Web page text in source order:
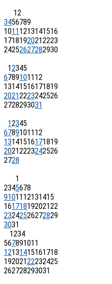
12
3456789
1011 1213141516
17181920212223
24252627282930
12345
67891011 12
13141516171819
20212223242526
2728293031
12345
67891011 12
13141516171819
20212223242526
2728
1
2345678
91011 12131415
16171819202122
23242526272829
3031
1234
567891011
12131415161718
19202122232425
262728293031